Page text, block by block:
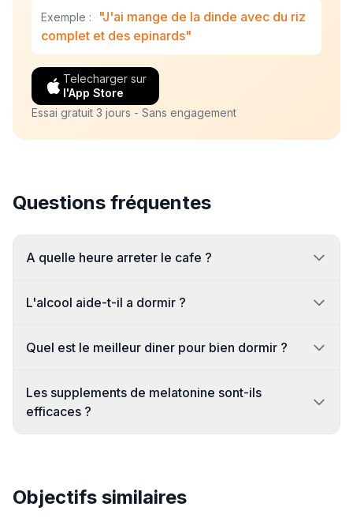
Exemple :
"J'ai mange de la dinde avec du riz
complet et des epinards"
Telecharger sur
l'App Store
Essai gratuit 3 jours - Sans engagement
Questions fréquentes
A quelle heure arreter le cafe ?
L'alcool aide-t-il a dormir ?
Quel est le meilleur diner pour bien dormir ?
Les supplements de melatonine sont-ils
efficaces ?
Objectifs similaires